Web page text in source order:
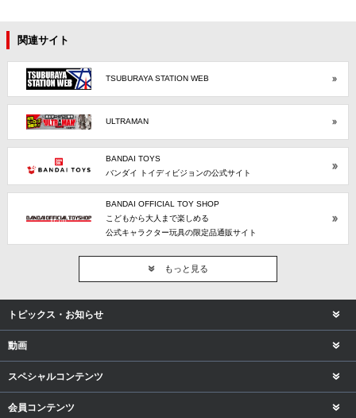
関連サイト
TSUBURAYA STATION WEB
ULTRAMAN
BANDAI TOYS
バンダイ トイディビジョンの公式サイト
BANDAI OFFICIAL TOY SHOP
こどもから大人まで楽しめる
公式キャラクター玩具の限定品通販サイト
もっと見る
トピックス・お知らせ
動画
スペシャルコンテンツ
会員コンテンツ